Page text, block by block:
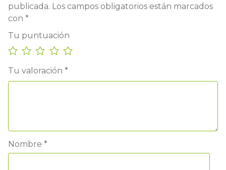
publicada. Los campos obligatorios están marcados
con *
Tu puntuación
Tu valoración *
Nombre *